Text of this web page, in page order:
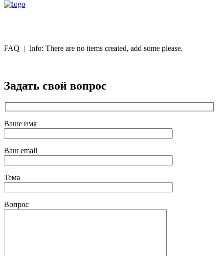
FAQ | Info: There are no items created, add some please.
Задать свой вопрос
Ваше имя
Ваш email
Тема
Вопрос